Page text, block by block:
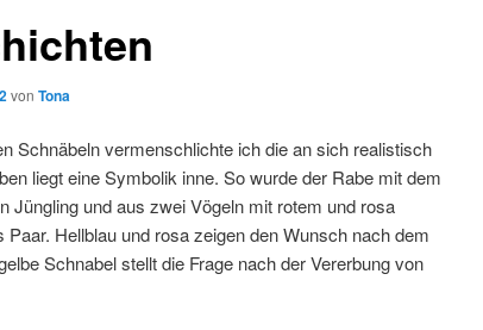
von Tona
Schnäbeln vermenschlichte ich die an sich realistisch
liegt eine Symbolik inne. So wurde der Rabe mit dem
Jüngling und aus zwei Vögeln mit rotem und rosa
Hellblau und rosa zeigen den Wunsch nach dem
Schnabel stellt die Frage nach der Vererbung von